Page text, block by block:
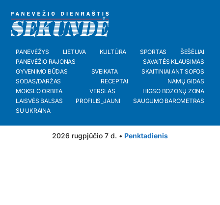
PANEVĖŽYS LIETUVA KULTŪRA SPORTAS
ŠEŠĖLIAI
PANEVĖŽIO RAJONAS
SAVAITĖS KLAUSIMAS
GYVENIMO BŪDAS
SVEIKATA
SKAITINIAI ANT SOFOS
SODAS/DARŽAS
RECEPTAI
NAMŲ GIDAS
MOKSLO ORBITA
VERSLAS
HIGSO BOZONŲ ZONA
LAISVĖS BALSAS
PROFILIS_JAUNI
SAUGUMO BAROMETRAS
SU UKRAINA
2026 rugpjūčio 7 d. • Penktadienis